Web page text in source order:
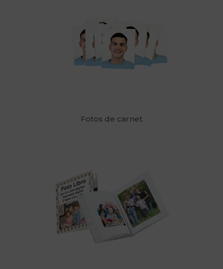
Fotos de carnet